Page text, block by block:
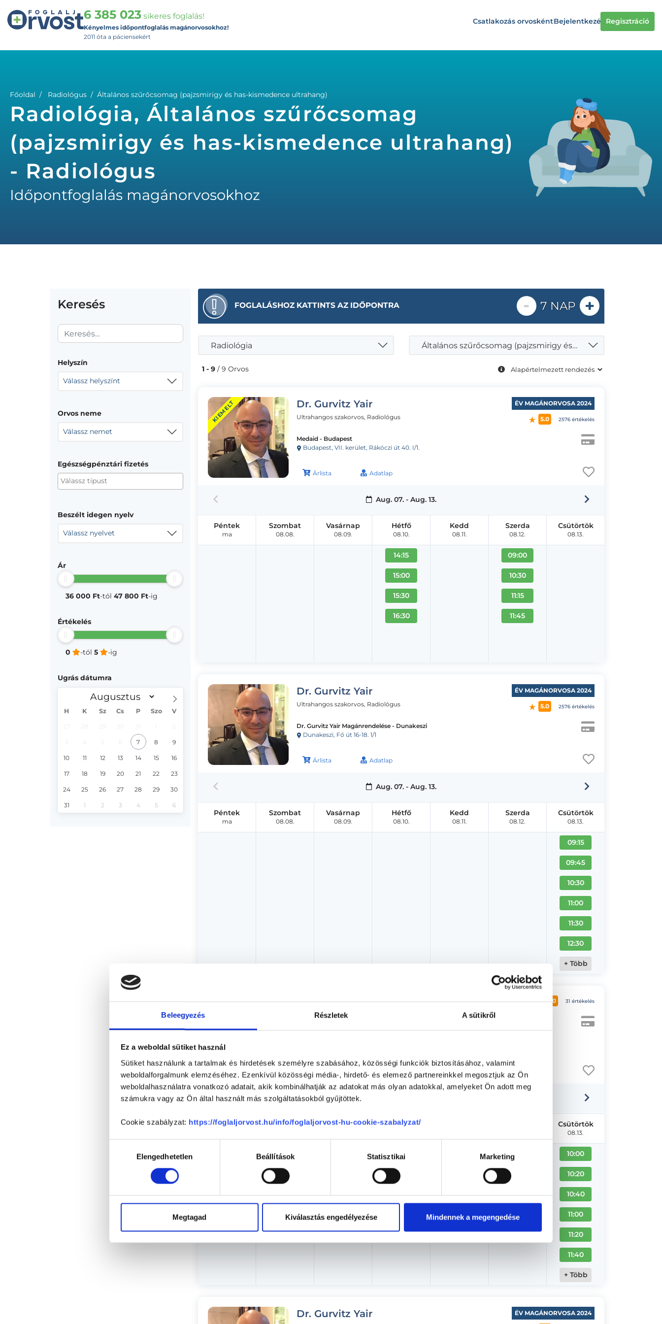
Beleegyezés Részletek A sütikről
Ez a weboldal sütiket használ
Sütiket használunk a tartalmak és hirdetések személyre szabásához, közösségi funkciók biztosításához, valamint
weboldalforgalmunk elemzéséhez. Ezenkívül közösségi média-, hirdető- és elemező partnereinkkel megosztjuk az Ön
weboldalhasználatra vonatkozó adatait, akik kombinálhatják az adatokat más olyan adatokkal, amelyeket Ön adott meg
számukra vagy az Ön által használt más szolgáltatásokból gyűjtöttek.
Cookie szabályzat: https://foglaljorvost.hu/info/foglaljorvost-hu-cookie-szabalyzat/
kiválasztásaElengedhetetlen Beállítások Statisztikai Marketing
Megtagad Kiválasztás engedélyezése Mindennek a megengedése
6 385 023 sikeres foglalás!
Kényelmes időpontfoglalás magánorvosokhoz!
2011 óta a páciensekért
Csatlakozás orvoskéntBejelentkezés Regisztráció
Főoldal Radiológus Általános szűrőcsomag (pajzsmirigy és has-kismedence ultrahang)
Radiológia, Általános szűrőcsomag
(pajzsmirigy és has-kismedence ultrahang)
- Radiológus
Időpontfoglalás magánorvosokhoz
Keresés
Helyszín
Válassz helyszínt
Orvos neme
Válassz nemet
Egészségpénztári fizetés
Beszélt idegen nyelv
Válassz nyelvet
Ár
36 000 Ft-tól 47 800 Ft-ig
Értékelés
0 -tól 5 -ig
Ugrás dátumra
H K Sz Cs P Szo V
7 8 9
10 11 12 13 14 15 16
17 18 19 20 21 22 23
24 25 26 27 28 29 30
31 1 2 3 4 5 6
FOGLALÁSHOZ KATTINTS AZ IDŐPONTRA - 7 NAP +
Radiológia Általános szűrőcsomag (pajzsmirigy és has-kismedence ultrahang)
1 - 9 / 9 Orvos
KIEMELT Dr. Gurvitz Yair
Ultrahangos szakorvos, Radiológus
Medaid - Budapest
Budapest, VII. kerület, Rákóczi út 40. I/1.
Árlista Adatlap
ÉV MAGÁNORVOSA 2024
5.0 2576 értékelés
Aug. 07. - Aug. 13.
Péntek
ma
Szombat
08.08.
Vasárnap
08.09.
Hétfő
08.10.
14:15
15:00
15:30
16:30
Kedd
08.11.
Szerda
08.12.
09:00
10:30
11:15
11:45
Csütörtök
08.13.
Dr. Gurvitz Yair
Ultrahangos szakorvos, Radiológus
Dr. Gurvitz Yair Magánrendelése - Dunakeszi
Dunakeszi, Fő út 16-18. 1/1
Árlista Adatlap
ÉV MAGÁNORVOSA 2024
5.0 2576 értékelés
Aug. 07. - Aug. 13.
Péntek
ma
Szombat
08.08.
Vasárnap
08.09.
Hétfő
08.10.
Kedd
08.11.
Szerda
08.12.
Csütörtök
08.13.
09:15
09:45
10:30
11:00
11:30
12:30
+ Több
Dr. Szilvássy Péter
Radiológus, Ultrahangos szakorvos
Árlista Adatlap
5.0 31 értékelés
Péntek Szombat Vasárnap Hétfő Csütörtök
08.13.
10:00
10:20
10:40
11:00
11:20
11:40
+ Több
Dr. Gurvitz Yair ÉV MAGÁNORVOSA 2024